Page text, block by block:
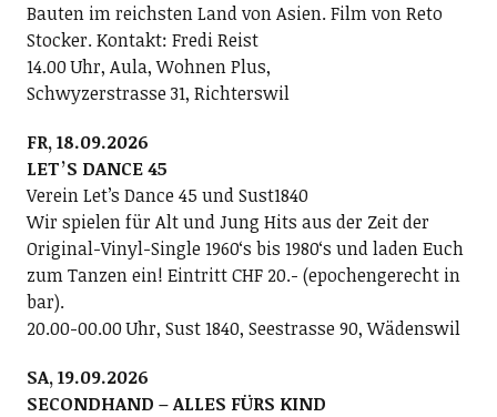
Bauten im reichsten Land von Asien. Film von Reto
Stocker. Kontakt: Fredi Reist
14.00 Uhr, Aula, Wohnen Plus,
Schwyzerstrasse 31, Richterswil
FR, 18.09.2026
LETʼS DANCE 45
Verein Letʼs Dance 45 und Sust1840
Wir spielen für Alt und Jung Hits aus der Zeit der
Original-Vinyl-Single 1960ʻs bis 1980ʻs und laden Euch
zum Tanzen ein! Eintritt CHF 20.- (epochengerecht in
bar).
20.00-00.00 Uhr, Sust 1840, Seestrasse 90, Wädenswil
SA, 19.09.2026
SECONDHAND – ALLES FÜRS KIND